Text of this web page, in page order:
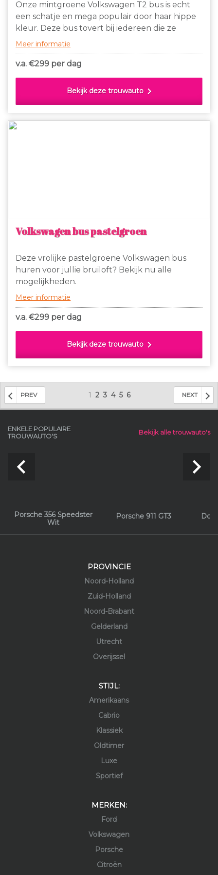
Onze mintgroene Volkswagen T2 bus is echt
een schatje en mega populair door haar hippe
kleur. Deze bus tovert bij iedereen die ze
passeert een lach op het gezicht.
Meer informatie
v.a. €299 per dag
Bekijk deze trouwauto chevron_right
Volkswagen bus pastelgroen
Deze vrolijke pastelgroene Volkswagen bus
huren voor jullie bruiloft? Bekijk nu alle
mogelijkheden.
Meer informatie
v.a. €299 per dag
Bekijk deze trouwauto chevron_right
PREV NEXT
1 2 3 4 5 6
ENKELE POPULAIRE
TROUWAUTO'S
Bekijk alle trouwauto's
Porsche 356 Speedster
Wit
Porsche 911 GT3
navigate_before navigate_next
PROVINCIE
Noord-Holland
Zuid-Holland
Noord-Brabant
Gelderland
Utrecht
Overijssel
STIJL:
Amerikaans
Cabrio
Klassiek
Oldtimer
Luxe
Sportief
MERKEN:
Ford
Volkswagen
Porsche
Citroën